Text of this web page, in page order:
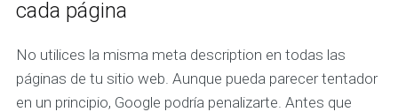
cada página
No utilices la misma meta description en todas las
páginas de tu sitio web. Aunque pueda parecer tentador
en un principio, Google podría penalizarte. Antes que